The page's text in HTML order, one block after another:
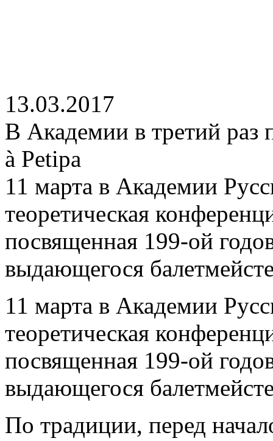
13.03.2017
В Академии в третий раз
à Petipa
11 марта в Академии
теоретическая
посвященная 199-ой
выдающегося
11 марта в Академии
теоретическая
посвященная 199-ой
выдающегося
По традиции, перед